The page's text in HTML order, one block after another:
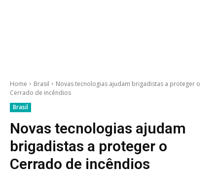
Home Brasil
Novas tecnologias ajudam brigadistas a proteger o
Cerrado de incêndios
Brasil
Novas tecnologias ajudam
brigadistas a proteger o
Cerrado de incêndios